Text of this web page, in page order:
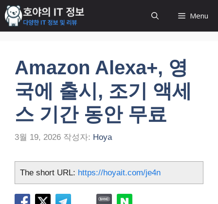
컨
텐
츠
Menu
Amazon Alexa+, 영
국에 출시, 조기 액세
스 기간 동안 무료
3월 19, 2026 작성자: Hoya
The short URL: https://hoyait.com/je4n